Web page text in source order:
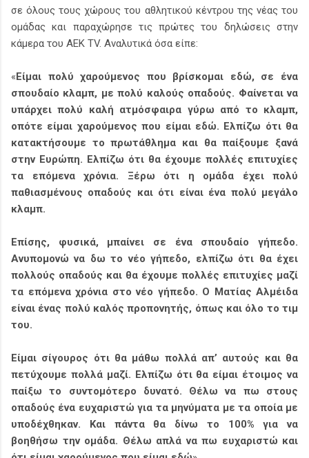
σε όλους τους χώρους του αθλητικού κέντρου της νέας του
ομάδας και παραχώρησε τις πρώτες του δηλώσεις στην
κάμερα του ΑΕΚ TV. Αναλυτικά όσα είπε:
«Είμαι πολύ χαρούμενος που βρίσκομαι εδώ, σε ένα
σπουδαίο κλαμπ, με πολύ καλούς οπαδούς. Φαίνεται να
υπάρχει πολύ καλή ατμόσφαιρα γύρω από το κλαμπ,
οπότε είμαι χαρούμενος που είμαι εδώ. Ελπίζω ότι θα
κατακτήσουμε το πρωτάθλημα και θα παίξουμε ξανά
στην Ευρώπη. Ελπίζω ότι θα έχουμε πολλές επιτυχίες
τα επόμενα χρόνια. Ξέρω ότι η ομάδα έχει πολύ
παθιασμένους οπαδούς και ότι είναι ένα πολύ μεγάλο
κλαμπ.
Επίσης, φυσικά, μπαίνει σε ένα σπουδαίο γήπεδο.
Ανυπομονώ να δω το νέο γήπεδο, ελπίζω ότι θα έχει
πολλούς οπαδούς και θα έχουμε πολλές επιτυχίες μαζί
τα επόμενα χρόνια στο νέο γήπεδο. Ο Ματίας Αλμέιδα
είναι ένας πολύ καλός προπονητής, όπως και όλο το τιμ
του.
Είμαι σίγουρος ότι θα μάθω πολλά απ’ αυτούς και θα
πετύχουμε πολλά μαζί. Ελπίζω ότι θα είμαι έτοιμος να
παίξω το συντομότερο δυνατό. Θέλω να πω στους
οπαδούς ένα ευχαριστώ για τα μηνύματα με τα οποία με
υποδέχθηκαν. Και πάντα θα δίνω το 100% για να
βοηθήσω την ομάδα. Θέλω απλά να πω ευχαριστώ και